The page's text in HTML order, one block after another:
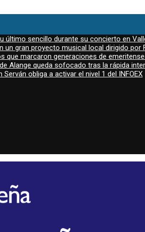
último sencillo durante su concierto en
un gran proyecto musical local dirigido
que marcaron generaciones de
Alange queda sofocado tras la rápida
obliga a activar el nivel 1 del INFOEX